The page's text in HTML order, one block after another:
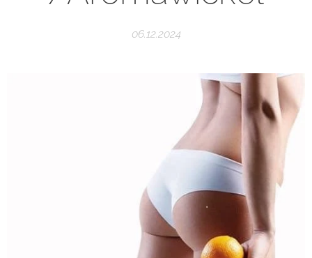
06.12.2024